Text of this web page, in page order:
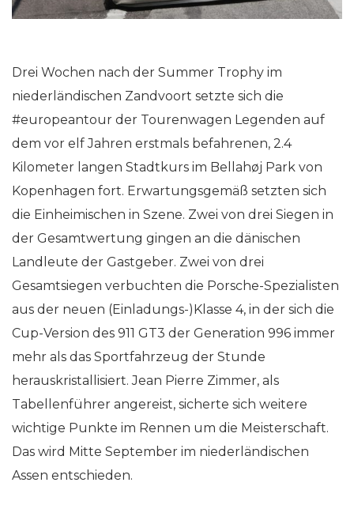
Drei Wochen nach der Summer Trophy im
niederländischen Zandvoort setzte sich die
#europeantour der Tourenwagen Legenden auf
dem vor elf Jahren erstmals befahrenen, 2.4
Kilometer langen Stadtkurs im Bellahøj Park von
Kopenhagen fort. Erwartungsgemäß setzten sich
die Einheimischen in Szene. Zwei von drei Siegen in
der Gesamtwertung gingen an die dänischen
Landleute der Gastgeber. Zwei von drei
Gesamtsiegen verbuchten die Porsche-Spezialisten
aus der neuen (Einladungs-)Klasse 4, in der sich die
Cup-Version des 911 GT3 der Generation 996 immer
mehr als das Sportfahrzeug der Stunde
herauskristallisiert. Jean Pierre Zimmer, als
Tabellenführer angereist, sicherte sich weitere
wichtige Punkte im Rennen um die Meisterschaft.
Das wird Mitte September im niederländischen
Assen entschieden.